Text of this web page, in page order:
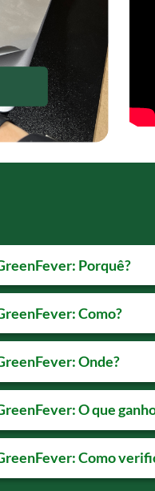
Porquê?
Como?
Onde?
O que
Como